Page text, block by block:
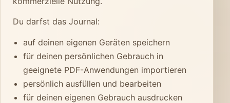
Du darfst das Journal:
auf deinen eigenen Geräten speichern
für deinen persönlichen Gebrauch in
geeignete PDF-Anwendungen importieren
persönlich ausfüllen und bearbeiten
für deinen eigenen Gebrauch ausdrucken